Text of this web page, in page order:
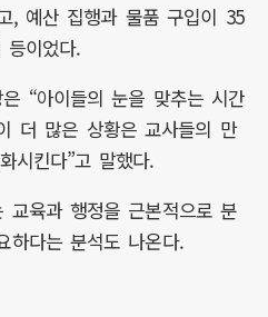
, 예산 집행과 물품 구입이 35
이었다.
“아이들의 눈을 맞추는 시간
더 많은 상황은 교사들의 만
시킨다”고 말했다.
교육과 행정을 근본적으로 분
하다는 분석도 나온다.